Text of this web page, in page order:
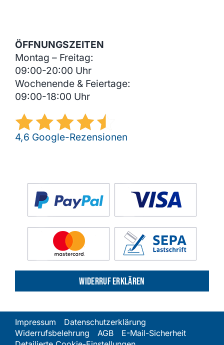
ÖFFNUNGSZEITEN
Montag – Freitag:
09:00-20:00 Uhr
Wochenende & Feiertage:
09:00-18:00 Uhr
4,6 Google-Rezensionen
Widerruf erklären
Impressum
Datenschutzerklärung
Widerrufsbelehrung
AGB
E-Mail-Sicherheit